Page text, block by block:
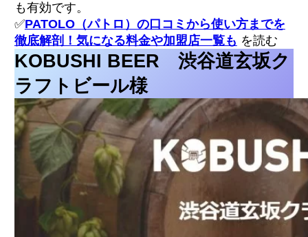
も有効です。
✅PATOLO（パトロ）の口コミから使い方までを
徹底解剖！気になる料金や加盟店一覧も を読む
KOBUSHI BEER 渋谷道玄坂ク
ラフトビール様